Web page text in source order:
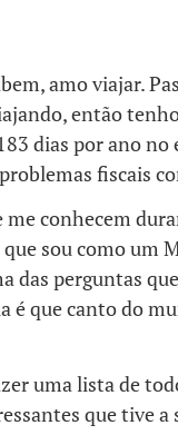
amo viajar.
então
dias por ano no
fiscais
me conhecem
sou como um
das perguntas
é que canto do
uma lista de
que tive a